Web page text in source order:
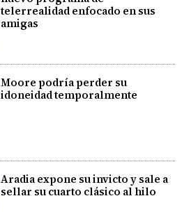
telerrealidad enfocado en sus
amigas
Moore podría perder su
idoneidad temporalmente
Aradia expone su invicto y sale a
sellar su cuarto clásico al hilo